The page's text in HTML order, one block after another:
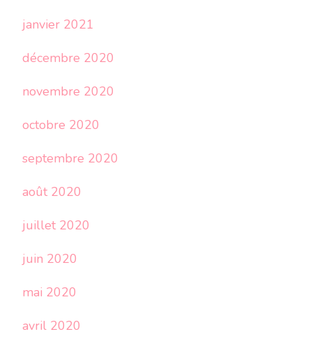
janvier 2021
décembre 2020
novembre 2020
octobre 2020
septembre 2020
août 2020
juillet 2020
juin 2020
mai 2020
avril 2020